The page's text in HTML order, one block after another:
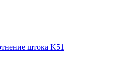
штока K51